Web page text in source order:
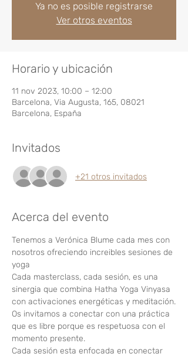
Ya no es posible registrarse
Ver otros eventos
Horario y ubicación
11 nov 2023, 10:00 – 12:00
Barcelona, Via Augusta, 165, 08021
Barcelona, España
Invitados
+21 otros invitados
Acerca del evento
Tenemos a Verónica Blume cada mes con
nosotros ofreciendo increibles sesiones de
yoga
Cada masterclass, cada sesión, es una
sinergia que combina Hatha Yoga Vinyasa
con activaciones energéticas y meditación.
Os invitamos a conectar con una práctica
que es libre porque es respetuosa con el
momento presente.
Cada sesión esta enfocada en conectar